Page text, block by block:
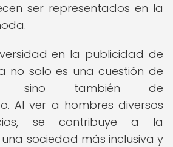
ser representados en la
en la publicidad de
no solo es una cuestión de
sino también de
Al ver a hombres diversos
se contribuye a la
sociedad más inclusiva y